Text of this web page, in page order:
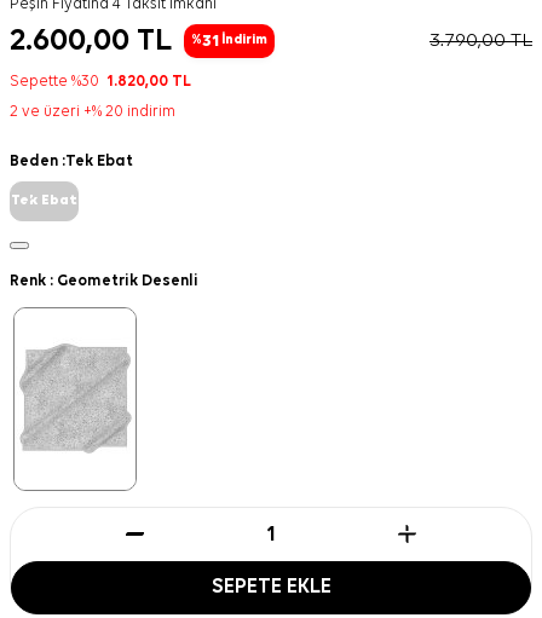
Peşin Fiyatına 4 Taksit İmkanı
2.600,00 TL %31 İndirim 3.790,00TL
Sepette %30 1.820,00 TL
2 ve üzeri +% 20 indirim
Beden :Tek Ebat
Tek Ebat
Renk : Geometrik Desenli
SEPETE EKLE